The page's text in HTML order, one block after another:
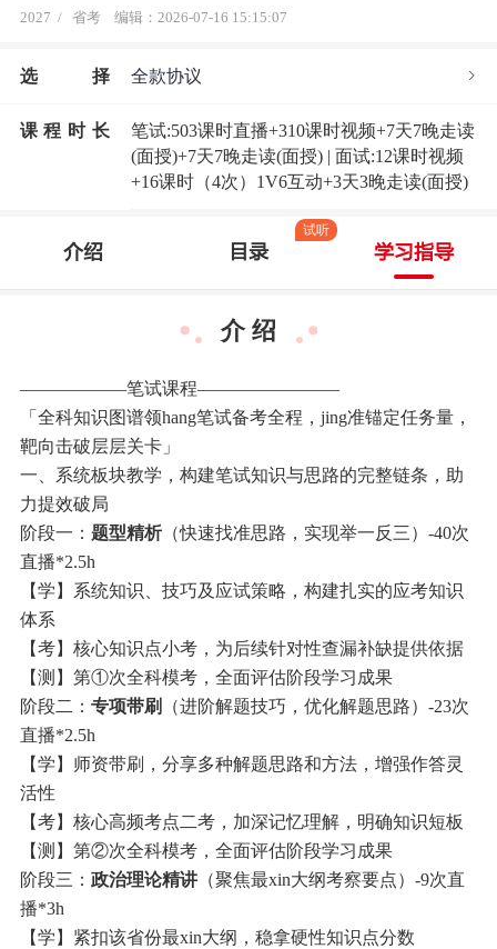
2027 / 省考 编辑：2026-07-16 15:15:07
选 择 全款协议
课程时长
笔试:503课时直播+310课时视频+7天7晚走读
(面授)+7天7晚走读(面授) | 面试:12课时视频
+16课时（4次）1V6互动+3天3晚走读(面授)
介绍 目录
试听
学习指导
介 绍
——————笔试课程————————
「全科知识图谱领hang笔试备考全程，jing准锚定任务量，
靶向击破层层关卡」
一、系统板块教学，构建笔试知识与思路的完整链条，助
力提效破局
阶段一： 题型精析（快速找准思路，实现举一反三）-40次
直播*2.5h
【学】系统知识、技巧及应试策略，构建扎实的应考知识
体系
【考】核心知识点小考，为后续针对性查漏补缺提供依据
【测】第①次全科模考，全面评估阶段学习成果
阶段二： 专项带刷
（进阶解题技巧，优化解题思路）-23次
直播*2.5h
【学】师资带刷，分享多种解题思路和方法，增强作答灵
活性
【考】核心高频考点二考，加深记忆理解，明确知识短板
【测】第②次全科模考，全面评估阶段学习成果
阶段三： 政治理论精讲（聚焦最xin大纲考察要点）-9次直
播*3h
【学】紧扣该省份最xin大纲，稳拿硬性知识点分数